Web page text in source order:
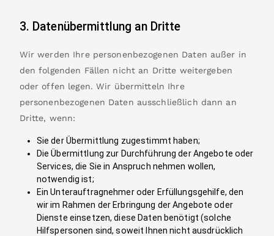
3. Datenübermittlung an Dritte
Wir werden Ihre personenbezogenen Daten außer in
den folgenden Fällen nicht an Dritte weitergeben
oder offen legen. Wir übermitteln Ihre
personenbezogenen Daten ausschließlich dann an
Dritte, wenn:
Sie der Übermittlung zugestimmt haben;
Die Übermittlung zur Durchführung der Angebote oder
Services, die Sie in Anspruch nehmen wollen,
notwendig ist;
Ein Unterauftragnehmer oder Erfüllungsgehilfe, den
wir im Rahmen der Erbringung der Angebote oder
Dienste einsetzen, diese Daten benötigt (solche
Hilfspersonen sind, soweit Ihnen nicht ausdrücklich